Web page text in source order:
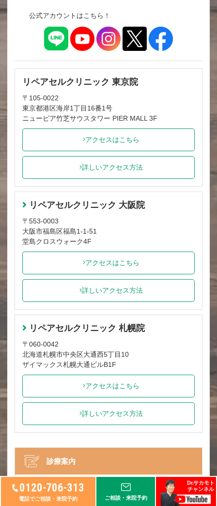
0120-706-313
電話でご相談・来院予約 ご相談・来院予約
Dr.サカモト
チャンネル
公式アカウントはこちら！
リペアセルクリニック 東京院
〒105-0022
東京都港区海岸1丁目16番1号
ニューピア竹芝サウスタワー PIER MALL 3F
アクセスはこちら
詳しいアクセス方法
リペアセルクリニック 大阪院
〒553-0003
大阪市福島区福島1-1-51
堂島クロスウォーク4F
アクセスはこちら
詳しいアクセス方法
リペアセルクリニック 札幌院
〒060-0042
北海道札幌市中央区大通西5丁目10
ザイマックス札幌大通ビルB1F
アクセスはこちら
詳しいアクセス方法
診療案内
診療時間
10:00～19:00（完全予約制）